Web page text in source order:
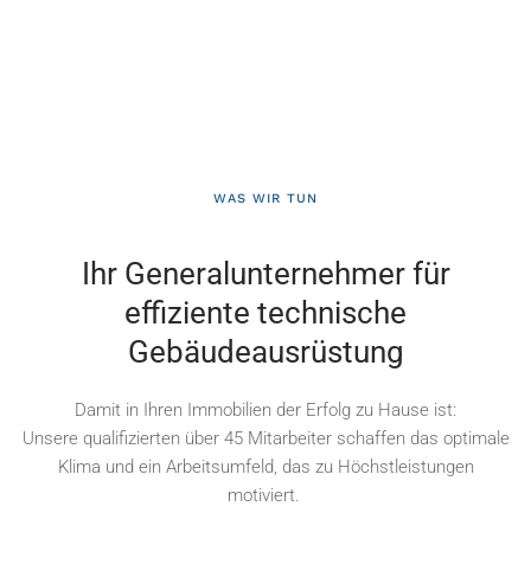
WAS WIR TUN
Ihr Generalunternehmer für
effiziente technische
Gebäudeausrüstung
Damit in Ihren Immobilien der Erfolg zu Hause ist:
Unsere qualifizierten über 45 Mitarbeiter schaffen das optimale
Klima und ein Arbeitsumfeld, das zu Höchstleistungen
motiviert.